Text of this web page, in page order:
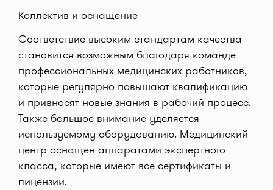
Коллектив и оснащение
Соответствие высоким стандартам качества
становится возможным благодаря команде
профессиональных медицинских работников,
которые регулярно повышают квалификацию
и привносят новые знания в рабочий процесс.
Также большое внимание уделяется
используемому оборудованию. Медицинский
центр оснащен аппаратами экспертного
класса, которые имеют все сертификаты и
лицензии.